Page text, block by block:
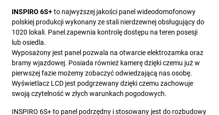
INSPIRO 6S+to najwyższej jakości panel wideodomofonowy
polskiej produkcji wykonany ze stali nierdzewnej obsługujący do
1020 lokali. Panel zapewnia kontrolę dostępu na teren posesji
lub osiedla.
Wyposażony jest panel pozwala na otwarcie elektrozamka oraz
bramy wjazdowej. Posiada również kamerę dzięki czemu już w
pierwszej fazie możemy zobaczyć odwiedzającą nas osobę.
Wyświetlacz LCD jest podgrzewany dzięki czemu zachowuje
swoją czytelność w złych warunkach pogodowych.
INSPIRO 6S+ to panel podrzędny i stosowany jest do rozbudowy